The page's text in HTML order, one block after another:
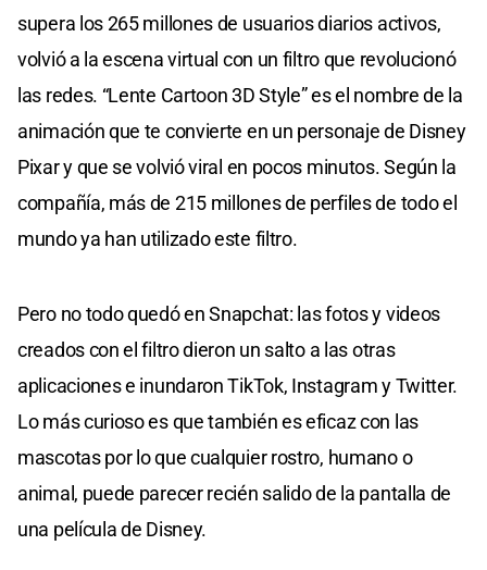
supera los 265 millones de usuarios diarios activos,
volvió a la escena virtual con un filtro que revolucionó
las redes. “Lente Cartoon 3D Style” es el nombre de la
animación que te convierte en un personaje de Disney
Pixar y que se volvió viral en pocos minutos. Según la
compañía, más de 215 millones de perfiles de todo el
mundo ya han utilizado este filtro.
Pero no todo quedó en Snapchat: las fotos y videos
creados con el filtro dieron un salto a las otras
aplicaciones e inundaron TikTok, Instagram y Twitter.
Lo más curioso es que también es eficaz con las
mascotas por lo que cualquier rostro, humano o
animal, puede parecer recién salido de la pantalla de
una película de Disney.